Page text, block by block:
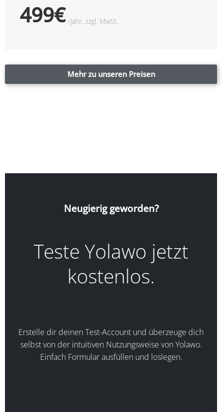
499€ /Jahr, zzgl. MwSt.​
Mehr zu unseren Preisen
Neugierig geworden?
Teste Yolawo jetzt
kostenlos.
Erstelle dir deinen Test-Account und überzeuge dich
selbst von der intuitiven Nutzungsweise von Yolawo.
Einfach Formular ausfüllen und loslegen.